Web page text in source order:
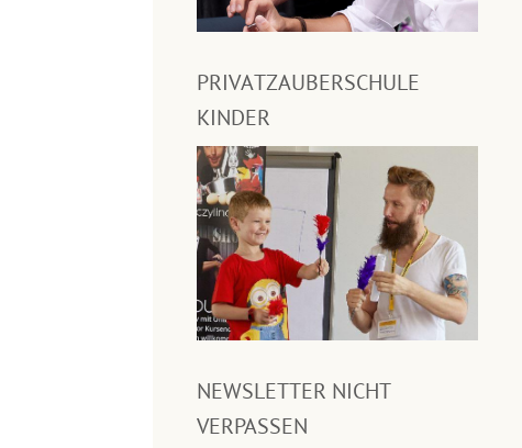
PRIVATZAUBERSCHULE
KINDER
NEWSLETTER NICHT
VERPASSEN